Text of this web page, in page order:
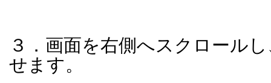
３．画面を右側へスクロール
せます。